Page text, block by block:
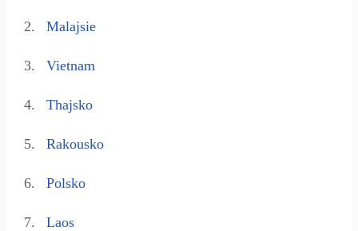
2. Malajsie
3. Vietnam
4. Thajsko
5. Rakousko
6. Polsko
7. Laos